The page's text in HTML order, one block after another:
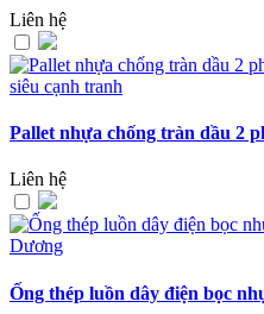
Liên hệ
Pallet nhựa chống tràn dầu 2
Liên hệ
Ống thép luồn dây điện bọc